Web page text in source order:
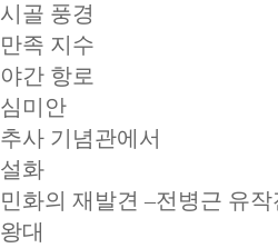
시골 풍경
만족 지수
야간 항로
심미안
추사 기념관에서
설화
민화의 재발견 –전병근 유
왕대